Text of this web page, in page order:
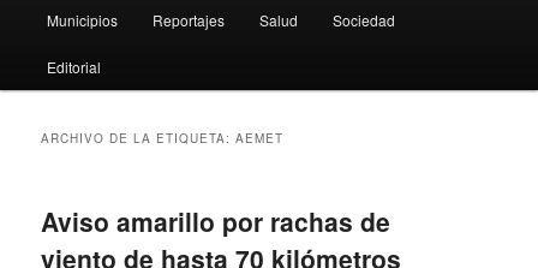
Municipios Reportajes Salud Sociedad
Editorial
ARCHIVO DE LA ETIQUETA:AEMET
Aviso amarillo por rachas de
viento de hasta 70 kilómetros